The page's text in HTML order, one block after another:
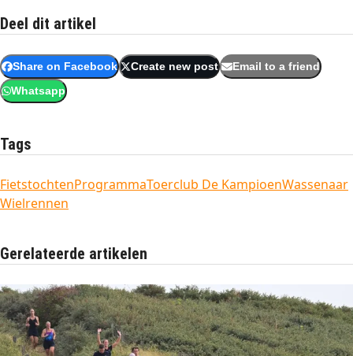
Deel dit artikel
Share on Facebook Create new post Email to a friend
Whatsapp
Tags
FietstochtenProgrammaToerclub De KampioenWassenaar
Wielrennen
Gerelateerde artikelen